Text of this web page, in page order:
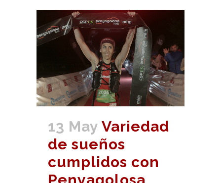
13 May Variedad
de sueños
cumplidos con